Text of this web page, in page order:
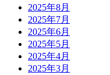
2025年8月
2025年7月
2025年6月
2025年5月
2025年4月
2025年3月